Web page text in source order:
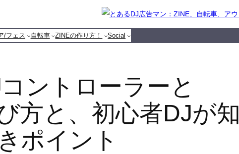
/フェス 自転車 ZINEの作り方！ Social
ントローラーと
方と、初心者DJが知
ポイント